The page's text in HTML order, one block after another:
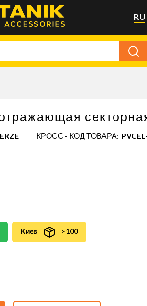
RU
КРОСС - КОД ТОВАРА:
Киев > 100